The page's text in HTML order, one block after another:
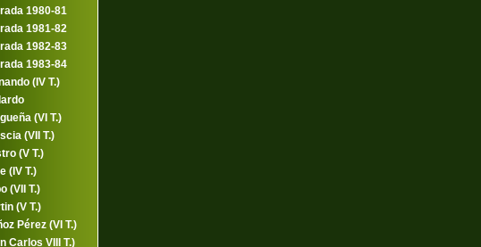
1980-81
1981-82
1982-83
1983-84
(IV T.)
(VI T.)
(VII T.)
(V T.)
(IV T.)
(VII T.)
(V T.)
Pérez (VI T.)
Carlos VIII T.)